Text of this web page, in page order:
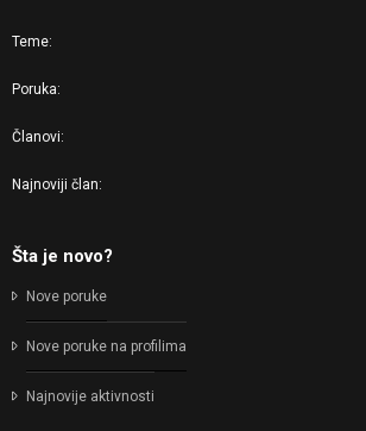
Teme
Poruka
Članovi
Najnoviji član
Šta je novo?
Nove poruke
Nove poruke na profilima
Najnovije aktivnosti